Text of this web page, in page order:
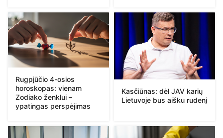
Rugpjūčio 4-osios
horoskopas: vienam
Zodiako ženklui –
ypatingas perspėjimas
Kasčiūnas: dėl JAV karių
Lietuvoje bus aišku rudenį